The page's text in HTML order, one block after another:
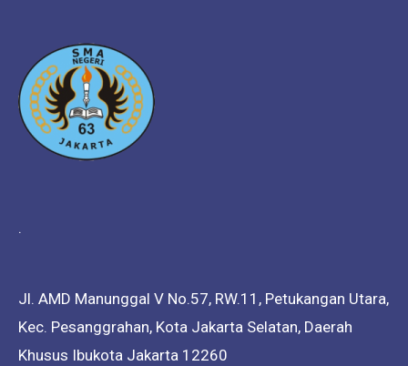
.
Jl. AMD Manunggal V No.57, RW.11, Petukangan Utara,
Kec. Pesanggrahan, Kota Jakarta Selatan, Daerah
Khusus Ibukota Jakarta 12260